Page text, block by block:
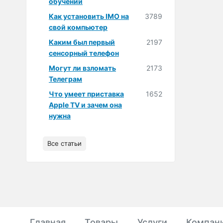
Как установить IMO на
свой компьютер
3789
Каким был первый
сенсорный телефон
2197
Могут ли взломать
Телеграм
2173
Что умеет приставка
Apple TV и зачем она
нужна
1652
Все статьи